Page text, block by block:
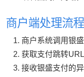
商户端处理流程
商户系统调用银
获取支付跳转
接收银盛支付的